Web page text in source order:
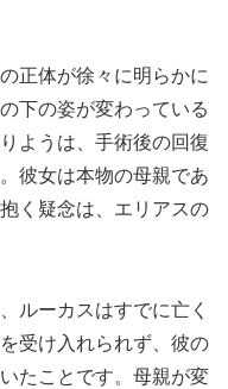
正体が徐々に明らかに
下の姿が変わっている
ようは、手術後の回復
彼女は本物の母親であ
く疑念は、エリアスの
ルーカスはすでに亡く
受け入れられず、彼の
たことです。母親が変